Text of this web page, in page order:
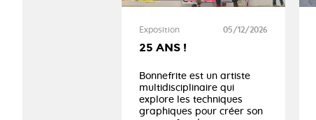
Exposition 05/12/2026
25 ANS !
Bonnefrite est un artiste
multidisciplinaire qui
explore les techniques
graphiques pour créer son